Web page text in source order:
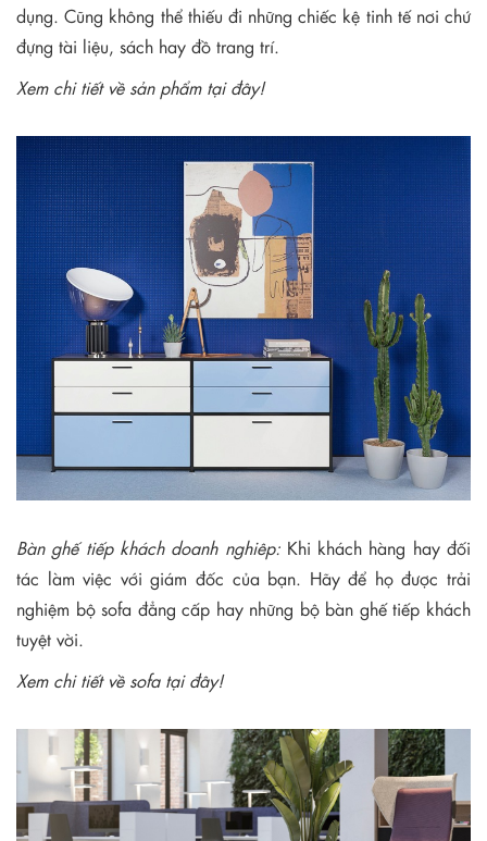
dụng. Cũng không thể thiếu đi những chiếc kệ tinh tế nơi chứ
đựng tài liệu, sách hay đồ trang trí.
Xem chi tiết về sản phẩm tại đây!
Bàn ghế tiếp khách doanh nghiêp: Khi khách hàng hay đối
tác làm việc với giám đốc của bạn. Hãy để họ được trải
nghiệm bộ sofa đẳng cấp hay những bộ bàn ghế tiếp khách
tuyệt vời.
Xem chi tiết về sofa tại đây!